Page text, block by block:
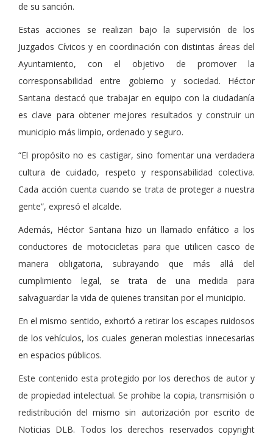
de su sanción.
Estas acciones se realizan bajo la supervisión de los
Juzgados Cívicos y en coordinación con distintas áreas del
Ayuntamiento, con el objetivo de promover la
corresponsabilidad entre gobierno y sociedad. Héctor
Santana destacó que trabajar en equipo con la ciudadanía
es clave para obtener mejores resultados y construir un
municipio más limpio, ordenado y seguro.
“El propósito no es castigar, sino fomentar una verdadera
cultura de cuidado, respeto y responsabilidad colectiva.
Cada acción cuenta cuando se trata de proteger a nuestra
gente”, expresó el alcalde.
Además, Héctor Santana hizo un llamado enfático a los
conductores de motocicletas para que utilicen casco de
manera obligatoria, subrayando que más allá del
cumplimiento legal, se trata de una medida para
salvaguardar la vida de quienes transitan por el municipio.
En el mismo sentido, exhortó a retirar los escapes ruidosos
de los vehículos, los cuales generan molestias innecesarias
en espacios públicos.
Este contenido esta protegido por los derechos de autor y
de propiedad intelectual. Se prohibe la copia, transmisión o
redistribución del mismo sin autorización por escrito de
Noticias DLB. Todos los derechos reservados copyright